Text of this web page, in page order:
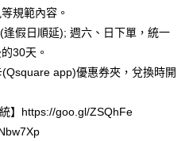
大用戶可立即使用無須另外申請。
單成立後會自動跳轉到大哥付的交易
期數、繳款截止日，確認付款後即完
易或遇審核未通過，訂單將自動取
付款」的支付方式。 讓您購物簡單
規範內容。
假日順延); 週六、日下單，統一
30天。
app)優惠券夾，兌換時開
】https://goo.gl/ZSQhFe